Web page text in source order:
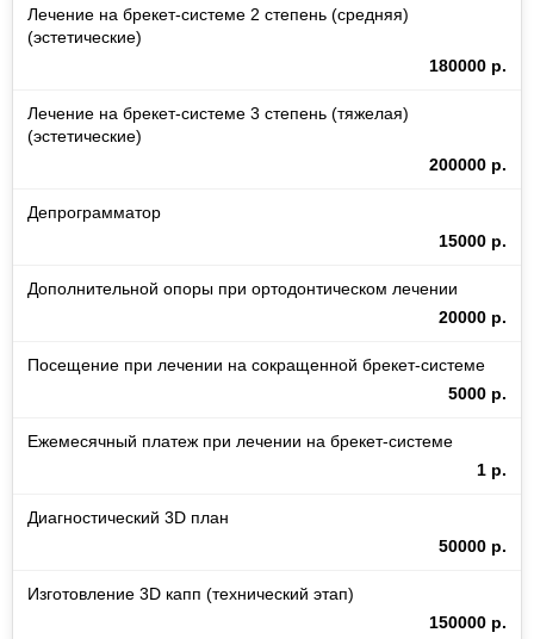
Лечение на брекет-системе 2 степень (средняя)
(эстетические)
180000 р.
Лечение на брекет-системе 3 степень (тяжелая)
(эстетические)
200000 р.
Депрограмматор
15000 р.
Дополнительной опоры при ортодонтическом лечении
20000 р.
Посещение при лечении на сокращенной брекет-системе
5000 р.
Ежемесячный платеж при лечении на брекет-системе
1 р.
Диагностический 3D план
50000 р.
Изготовление 3D капп (технический этап)
150000 р.